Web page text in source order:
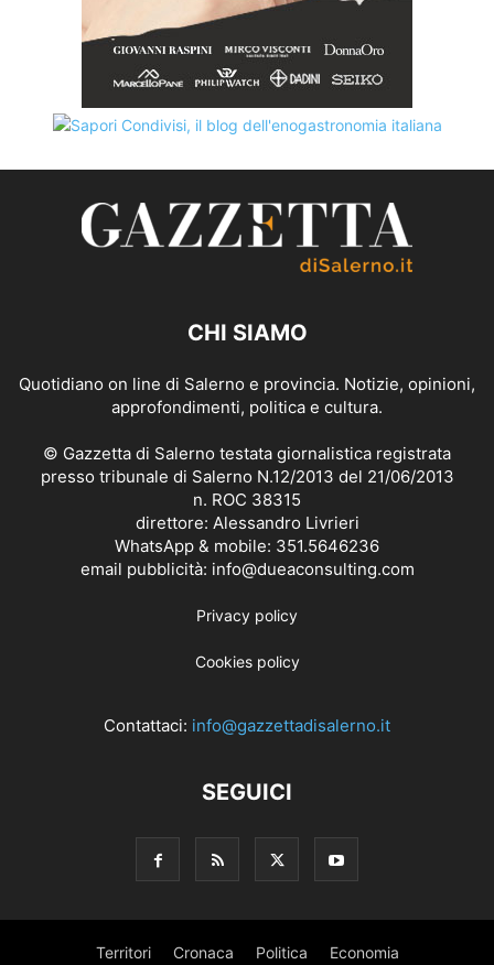
CHI SIAMO
Quotidiano on line di Salerno e provincia. Notizie, opinioni,
approfondimenti, politica e cultura.
© Gazzetta di Salerno testata giornalistica registrata
presso tribunale di Salerno N.12/2013 del 21/06/2013
n. ROC 38315
direttore: Alessandro Livrieri
WhatsApp & mobile: 351.5646236
email pubblicità: info@dueaconsulting.com
Privacy policy
Cookies policy
Contattaci: info@gazzettadisalerno.it
SEGUICI
Territori Cronaca Politica Economia